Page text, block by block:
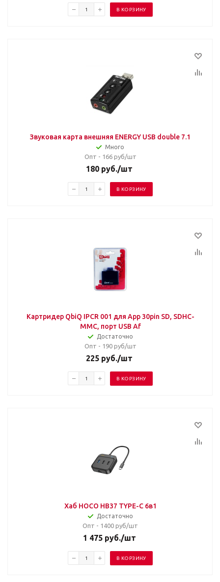
В КОРЗИНУ
Звуковая карта внешняя ENERGY USB double 7.1
Много
Опт - 166 руб/шт
180 руб./шт
В КОРЗИНУ
Картридер QbiQ IPCR 001 для App 30pin SD, SDHC-
MMC, порт USB Af
Достаточно
Опт - 190 руб/шт
225 руб./шт
В КОРЗИНУ
Хаб HOCO HB37 TYPE-C 6в1
Достаточно
Опт - 1400 руб/шт
1 475руб./шт
В КОРЗИНУ